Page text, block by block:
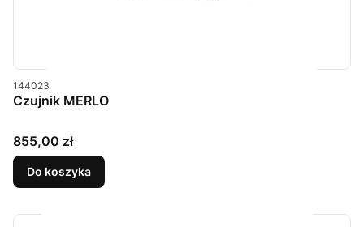
Kod produktu
144023
Czujnik MERLO
Cena
855,00 zł
Do koszyka